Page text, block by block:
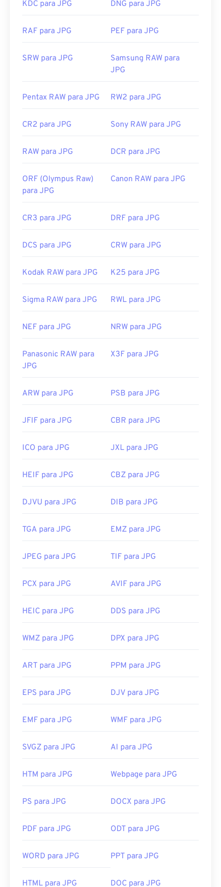
navegadores populares como o Chrome
Para redimensionar imagens JPEG, use nossa
de redimensionamento de imagens
Group
Lançamento inicial:
18 de setembro de 1992
Use nossoSeletor de Corespara escolher cores de
KDC para JPG DNG para JPG
RAF para JPG PEF para JPG
SRW para JPG
Samsung RAW para
JPG
Pentax RAW para JPG RW2 para JPG
CR2 para JPG Sony RAW para JPG
RAW para JPG DCR para JPG
ORF (Olympus Raw)
para JPG
Canon RAW para JPG
CR3 para JPG DRF para JPG
DCS para JPG CRW para JPG
Kodak RAW para JPG K25 para JPG
Sigma RAW para JPG RWL para JPG
NEF para JPG NRW para JPG
Panasonic RAW para
JPG
X3F para JPG
ARW para JPG PSB para JPG
JFIF para JPG CBR para JPG
ICO para JPG JXL para JPG
HEIF para JPG CBZ para JPG
DJVU para JPG DIB para JPG
TGA para JPG EMZ para JPG
JPEG para JPG TIF para JPG
PCX para JPG AVIF para JPG
HEIC para JPG DDS para JPG
WMZ para JPG DPX para JPG
ART para JPG PPM para JPG
EPS para JPG DJV para JPG
EMF para JPG WMF para JPG
SVGZ para JPG AI para JPG
HTM para JPG Webpage para JPG
PS para JPG DOCX para JPG
PDF para JPG ODT para JPG
WORD para JPG PPT para JPG
HTML para JPG DOC para JPG